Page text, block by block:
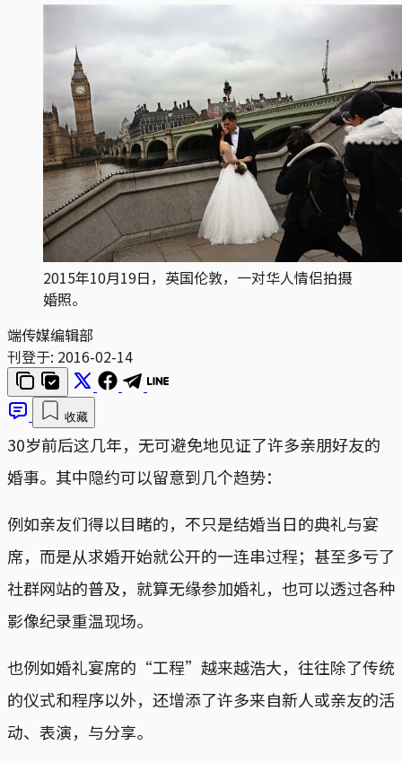
2015年10月19日，英国伦敦，一对华人情侣拍摄
婚照。
端传媒编辑部
刊登于: 2016-02-14
收藏
30岁前后这几年，无可避免地见证了许多亲朋好友的
婚事。其中隐约可以留意到几个趋势：
例如亲友们得以目睹的，不只是结婚当日的典礼与宴
席，而是从求婚开始就公开的一连串过程；甚至多亏了
社群网站的普及，就算无缘参加婚礼，也可以透过各种
影像纪录重温现场。
也例如婚礼宴席的“工程”越来越浩大，往往除了传统
的仪式和程序以外，还增添了许多来自新人或亲友的活
动、表演，与分享。